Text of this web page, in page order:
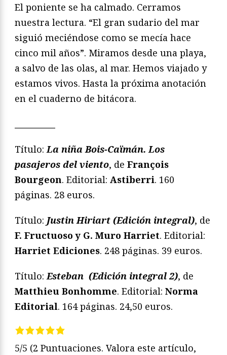
El poniente se ha calmado. Cerramos
nuestra lectura. “El gran sudario del mar
siguió meciéndose como se mecía hace
cinco mil años”. Miramos desde una playa,
a salvo de las olas, al mar. Hemos viajado y
estamos vivos. Hasta la próxima anotación
en el cuaderno de bitácora.
Título:La niña Bois-Caïmán. Los
pasajeros del viento, de François
Bourgeon. Editorial: Astiberri. 160
páginas. 28 euros.
Título: Justin Hiriart (Edición integral), de
F. Fructuoso y G. Muro Harriet. Editorial:
Harriet Ediciones. 248 páginas. 39 euros.
Título:Esteban (Edición integral 2), de
Matthieu Bonhomme. Editorial: Norma
Editorial. 164 páginas. 24,50 euros.
5/5 (2 Puntuaciones. Valora este artículo,